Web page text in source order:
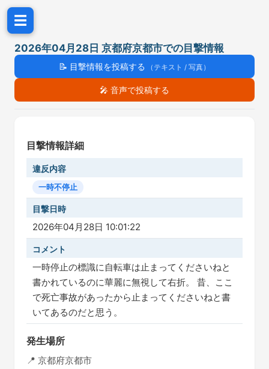
☰
2026年04月28日 京都府京都市での目撃情報
📝 目撃情報を投稿する （テキスト / 写真）
🎤 音声で投稿する
目撃情報詳細
違反内容
一時不停止
目撃日時
2026年04月28日 10:01:22
コメント
一時停止の標識に自転車は止まってくださいねと
書かれているのに華麗に無視して右折。 昔、ここ
で死亡事故があったから止まってくださいねと書
いてあるのだと思う。
発生場所
📍 京都府京都市